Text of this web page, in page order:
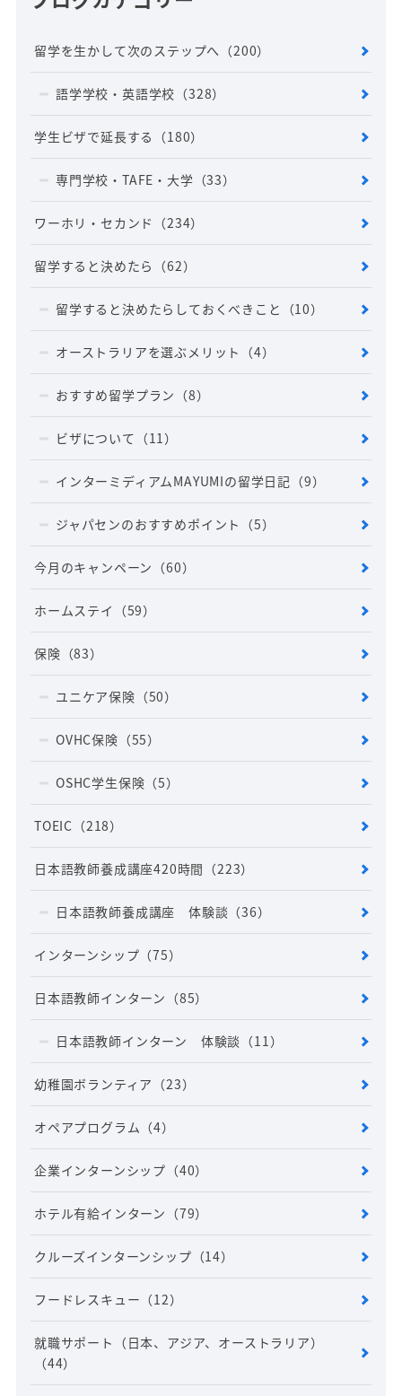
留学を生かして次のステップへ （200）
語学学校・英語学校 （328）
学生ビザで延長する （180）
専門学校・TAFE・大学 （33）
ワーホリ・セカンド （234）
留学すると決めたら （62）
留学すると決めたらしておくべきこと （10）
オーストラリアを選ぶメリット （4）
おすすめ留学プラン （8）
ビザについて （11）
インターミディアムMAYUMIの留学日記 （9）
ジャパセンのおすすめポイント （5）
今月のキャンペーン （60）
ホームステイ （59）
保険 （83）
ユニケア保険 （50）
OVHC保険 （55）
OSHC学生保険 （5）
TOEIC （218）
日本語教師養成講座420時間 （223）
日本語教師養成講座 体験談 （36）
インターンシップ （75）
日本語教師インターン （85）
日本語教師インターン 体験談 （11）
幼稚園ボランティア （23）
オペアプログラム （4）
企業インターンシップ （40）
ホテル有給インターン （79）
クルーズインターンシップ （14）
フードレスキュー （12）
就職サポート（日本、アジア、オーストラリア）
（44）